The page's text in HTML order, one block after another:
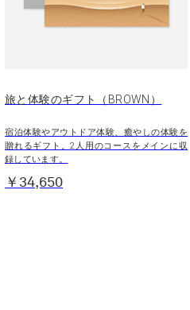
旅と体験のギフト（BROWN）
宿泊体験やアウトドア体験、癒やしの体験を
贈れるギフト。2人用のコースをメインに収
録しています。
￥34,650